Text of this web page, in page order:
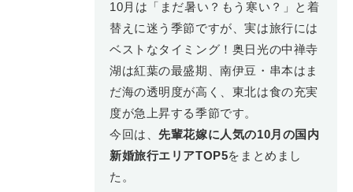
10月は「まだ暑い？もう寒い？」と着
替えに迷う季節ですが、実は旅行には
ベストなタイミング！奥日光の中禅寺
湖は紅葉の最盛期、南伊豆・串本はま
だ海の透明度が高く、東北は食の充実
度が急上昇する季節です。
今回は、先輩花嫁に人気の10月の国内
新婚旅行エリアTOP5をまとめまし
た。